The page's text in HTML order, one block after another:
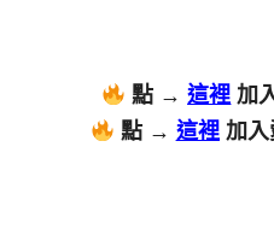
點 → 這裡 加
點 → 這裡加入